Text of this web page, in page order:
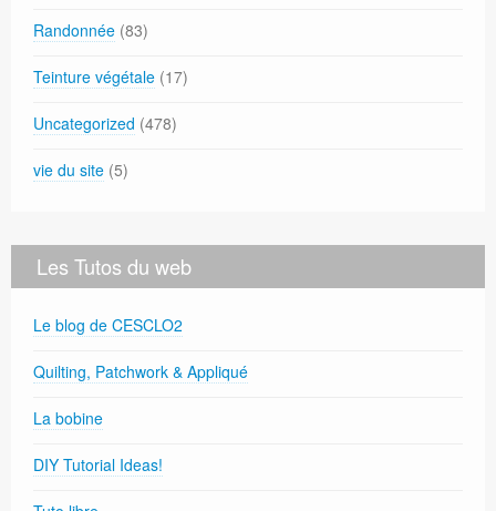
Randonnée (83)
Teinture végétale (17)
Uncategorized (478)
vie du site (5)
Les Tutos du web
Le blog de CESCLO2
Quilting, Patchwork & Appliqué
La bobine
DIY Tutorial Ideas!